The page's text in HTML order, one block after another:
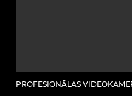
PROFESIONĀLAS